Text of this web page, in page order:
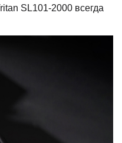
SL101-2000 всегда